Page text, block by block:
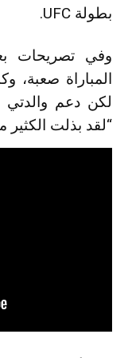
بطولة UFC.
وفي تصريحات
المباراة صعبة،
لكن دعم والدتي
“لقد بذلت الكثير